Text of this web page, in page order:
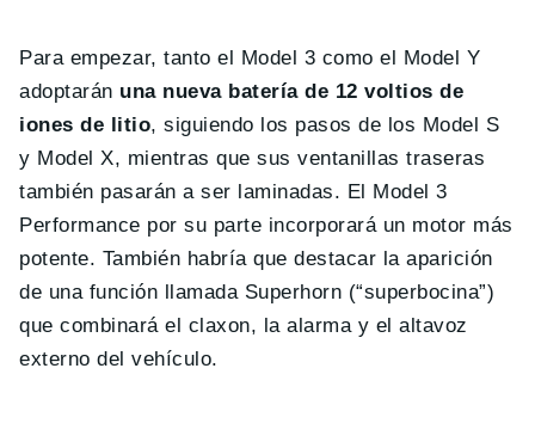
Para empezar, tanto el Model 3 como el Model Y
adoptarán una nueva batería de 12 voltios de
iones de litio, siguiendo los pasos de los Model S
y Model X, mientras que sus ventanillas traseras
también pasarán a ser laminadas. El Model 3
Performance por su parte incorporará un motor más
potente. También habría que destacar la aparición
de una función llamada Superhorn (“superbocina”)
que combinará el claxon, la alarma y el altavoz
externo del vehículo.